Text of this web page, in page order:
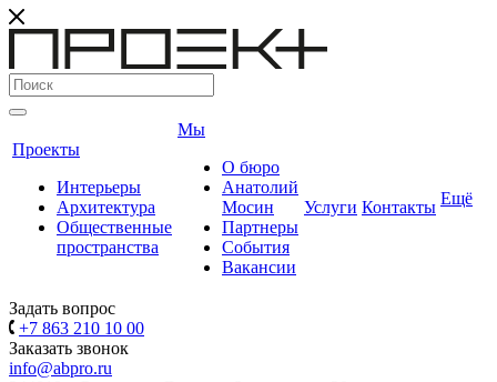
Проекты
Интерьеры
Архитектура
Общественные
пространства
Мы
О бюро
Анатолий
Мосин
Партнеры
События
Вакансии
Услуги Контакты Ещё
Задать вопрос
+7 863 210 10 00
Заказать звонок
info@abpro.ru